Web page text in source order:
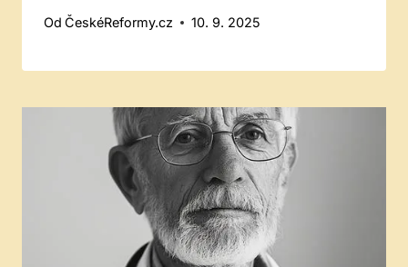
Od ČeskéReformy.cz 10. 9. 2025